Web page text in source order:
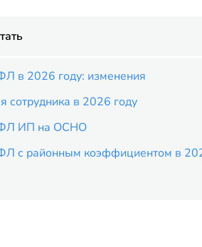
в 2026 году: изменения
в 2026 году
ИП на ОСНО
с районным коэффициентом в